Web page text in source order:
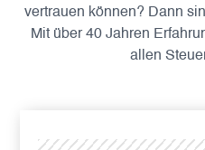
vertrauen können? Dann
Mit über 40 Jahren
allen